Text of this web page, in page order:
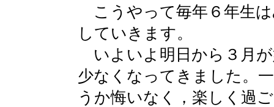
こうやって毎年６年生
していきます。
いよいよ明日から３月
少なくなってきました。
うか悔いなく，楽しく過